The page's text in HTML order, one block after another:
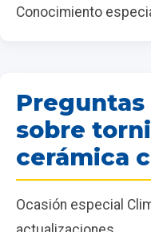
Conocimiento
sobre
cerámica
Ocasión especial